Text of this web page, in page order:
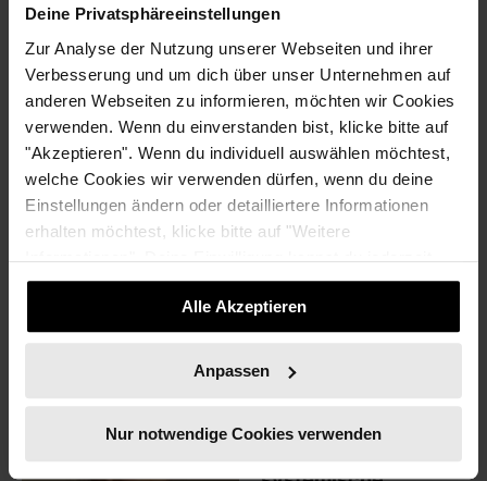
Deine Privatsphäreeinstellungen
Zur Analyse der Nutzung unserer Webseiten und ihrer
Verbesserung und um dich über unser Unternehmen auf
anderen Webseiten zu informieren, möchten wir Cookies
verwenden. Wenn du einverstanden bist, klicke bitte auf
"Akzeptieren". Wenn du individuell auswählen möchtest,
welche Cookies wir verwenden dürfen, wenn du deine
Einstellungen ändern oder detailliertere Informationen
erhalten möchtest, klicke bitte auf "Weitere
Informationen". Deine Einwilligung kannst du jederzeit
widerrufen.
Alle Akzeptieren
Anpassen
Nur notwendige Cookies verwenden
Gründer und Unternehmen dabei, Klarheit, Struktur und
eine belastbare Strategie für ihre Projekte und ihr
Business zu entwickeln.
Schon früh war ihr bewusst, dass fundierte Planung
einer der wichtigsten Schlüssel für ein erfolgreiches
Business ist – eines, das nicht ausbrennt, sondern
effektiv, zielgerichtet und wirtschaftlich stabil arbeitet. In
ihrer Arbeit verbindet sie strategisches Denken mit
Annelie
Horstkamp